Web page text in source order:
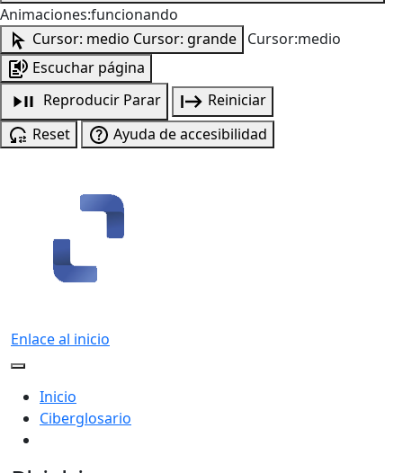
Animaciones:funcionando
Cursor: medio Cursor: grande Cursor:medio
Escuchar página
Reproducir Parar
Reiniciar
Reset
Ayuda de accesibilidad
Enlace al inicio
Inicio
Ciberglosario